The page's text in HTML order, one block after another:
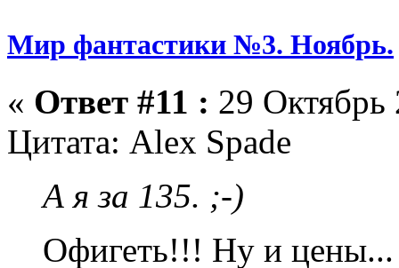
Мир фантастики №3. Ноябрь.
« Ответ #11 : 29 Октябрь
Цитата: Alex Spade
А я за 135. ;-)
Офигеть!!! Ну и